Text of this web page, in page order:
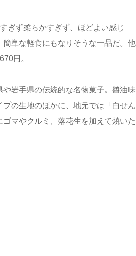
ぎず柔らかすぎず、ほどよい感じ
単な軽食にもなりそうな一品だ。他
円。
岩手県の伝統的な名物菓子。醬油味
の生地のほかに、地元では「白せん
マやクルミ、落花生を加えて焼いた